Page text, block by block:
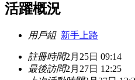
活躍概況
用戶組 新手上路
註冊時間2月25日 09:14
最後訪問2月27日 12:25